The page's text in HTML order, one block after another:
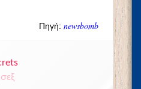
Πηγή: newsbomb
σεξ